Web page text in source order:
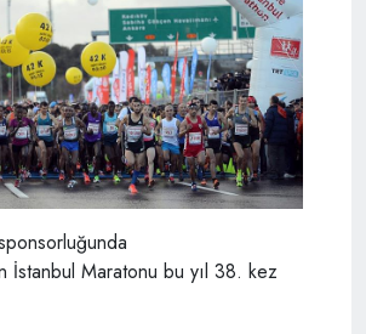
İstanbul Maratonu bu yıl 38. kez